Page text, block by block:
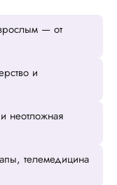
— от
и
неотложная
телемедицина